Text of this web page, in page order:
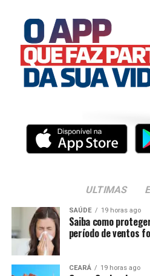
ULTIMAS
SAÚDE 19 horas ago
Saiba como
período de ventos
CEARÁ 19 horas ago